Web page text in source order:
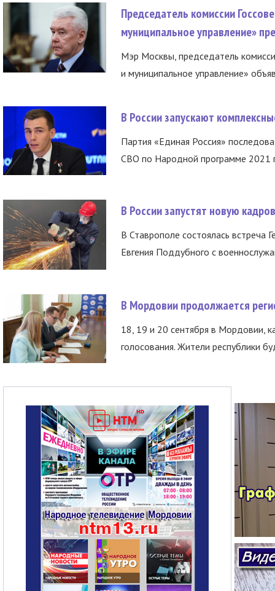
Председатель комиссии
муниципальное управление»
Мэр Москвы, председатель
и муниципальное управление»
В России запускают
Партия «Единая Россия»
СВО по Народной программе 2021
В России запустят новую
В Ставрополе состоялась встреча
Евгения Поддубного с
В Мордовии продолжается
18, 19 и 20 сентября в Мордовии,
голосования. Жители республики